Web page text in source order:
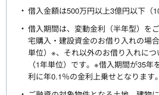
借入金額は500万円以上3億円以下（
借入期間は、変動金利（半年型）を
宅購入・建設資金のお借り入れの場
単位）※、それ以外のお借り入れに
（1年単位）です。※借入期間が35
利に年0.1％の金利上乗せとなります。